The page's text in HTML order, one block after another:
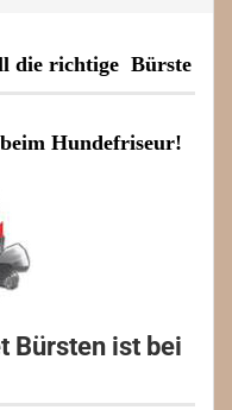
die richtige Bürste
Hundefriseur!
Bürsten ist bei